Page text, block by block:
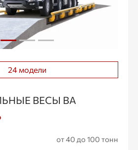
24 модели
ВЕСЫ ВА
от 40 до 100 тонн